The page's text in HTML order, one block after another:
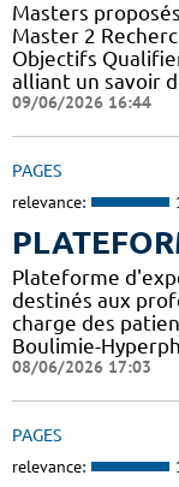
Masters
Master 2
Objectifs
alliant un savoir
09/06/2026 16:44
PAGES
relevance:
Plateforme
destinés aux
charge des
Boulimie-
08/06/2026 17:03
PAGES
relevance: